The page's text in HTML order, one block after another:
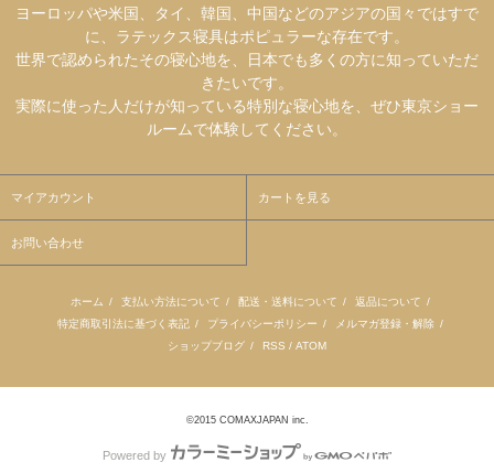
ヨーロッパや米国、タイ、韓国、中国などのアジアの国々ではすで
に、ラテックス寝具はポピュラーな存在です。
世界で認められたその寝心地を、日本でも多くの方に知っていただ
きたいです。
実際に使った人だけが知っている特別な寝心地を、ぜひ東京ショー
ルームで体験してください。
マイアカウント カートを見る
お問い合わせ
ホーム / 支払い方法について / 配送・送料について / 返品について /
特定商取引法に基づく表記 / プライバシーポリシー / メルマガ登録・解除 /
ショップブログ / RSS / ATOM
©2015 COMAXJAPAN inc.
Powered by